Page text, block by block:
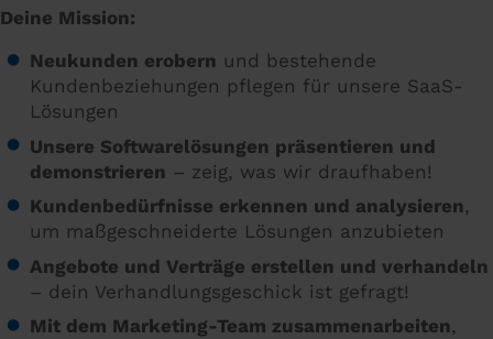
Deine Mission:
Neukunden erobern und bestehende
Kundenbeziehungen pflegen für unsere SaaS-
Lösungen
Unsere Softwarelösungen präsentieren und
demonstrieren – zeig, was wir draufhaben!
Kundenbedürfnisse erkennen und analysieren,
um maßgeschneiderte Lösungen anzubieten
Angebote und Verträge erstellen und verhandeln
– dein Verhandlungsgeschick ist gefragt!
Mit dem Marketing-Team zusammenarbeiten,